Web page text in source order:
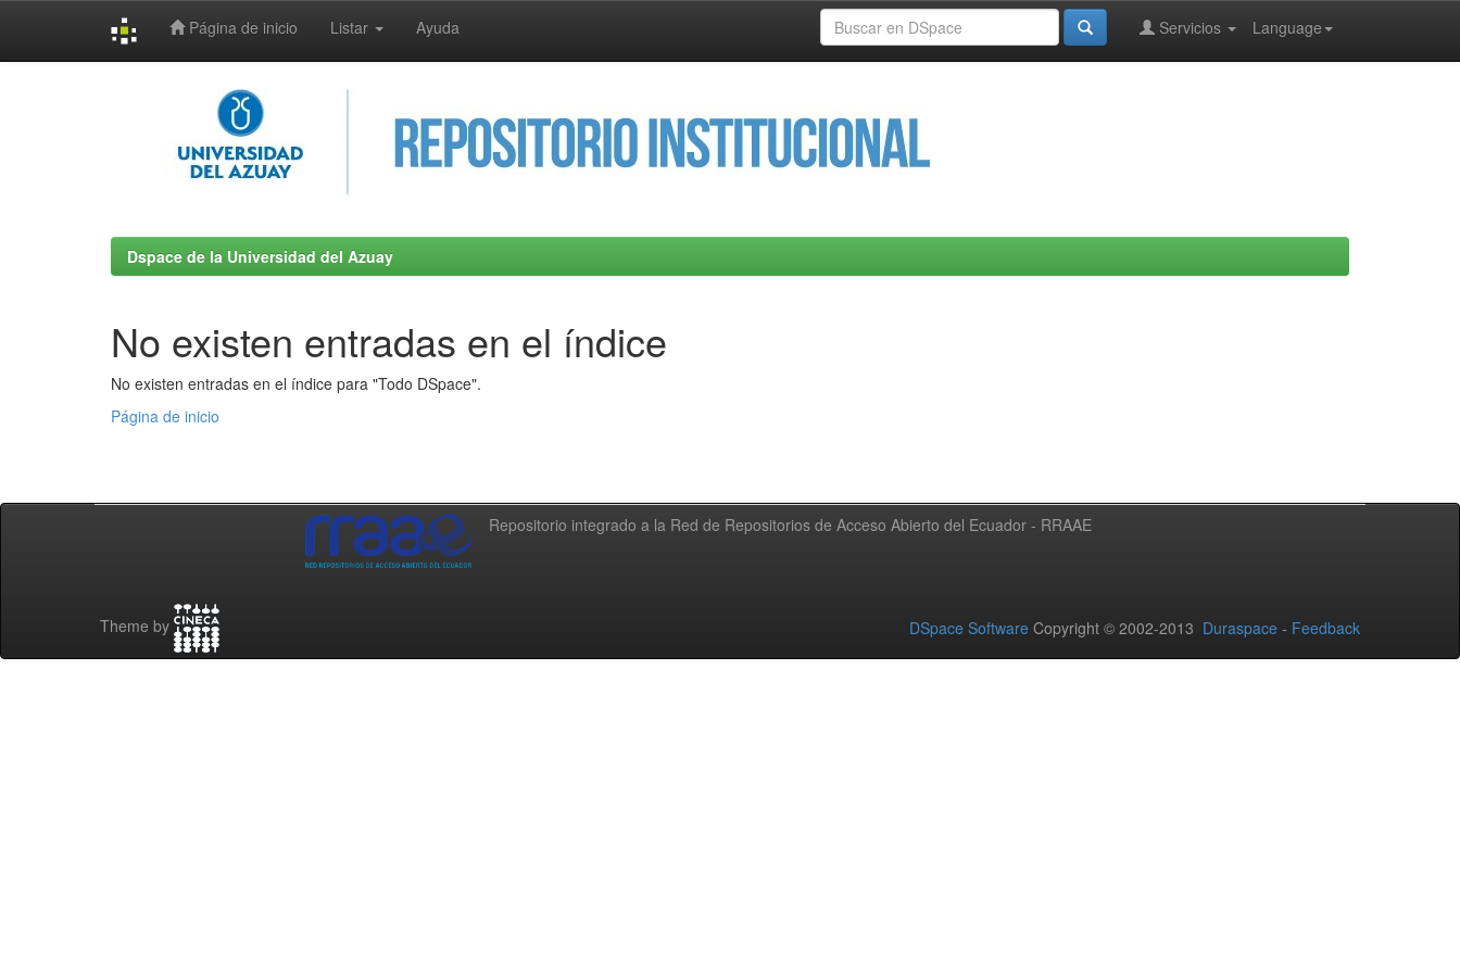
Página de inicio Listar Ayuda Language
Servicios
Dspace de la Universidad del Azuay
No existen entradas en el índice
No existen entradas en el índice para "Todo DSpace".
Página de inicio
Repositorio integrado a la Red de Repositorios de Acceso Abierto del Ecuador - RRAAE
Theme by DSpace Software Copyright © 2002-2013 Duraspace - Feedback